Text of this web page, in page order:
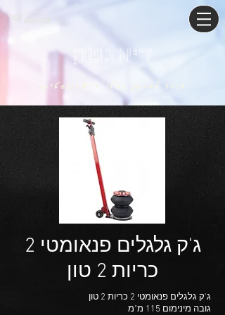
דיאגטק
ציוד למוסך וכלי דיאגנוסטיקה
ג'ק גלגלים פנאומטי 2
כריות 2 טון
ג'ק גלגלים פנאומטי 2 כריות 2 טון
גובה מינימום 115 מ"מ